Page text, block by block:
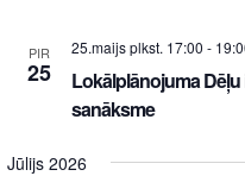
PIR
25
25.maijs plkst. 17:00 -
Lokālplānojuma
sanāksme
Jūlijs 2026